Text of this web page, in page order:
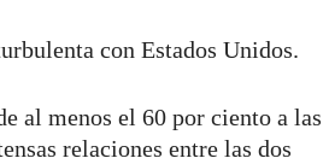
con Estados Unidos.
al menos el 60 por ciento a las
relaciones entre las dos